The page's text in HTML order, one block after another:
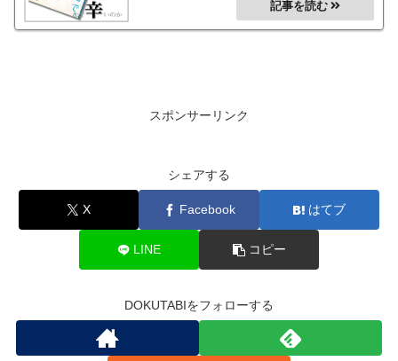
スポンサーリンク
シェアする
X Facebook はてブ
LINE コピー
DOKUTABIをフォローする